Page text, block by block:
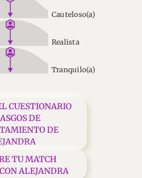
Cauteloso(a)
Realista
Tranquilo(a)
CUESTIONARIO
DE
DE
TU MATCH
ALEJANDRA